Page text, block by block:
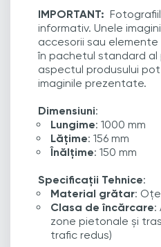
IMPORTANT:
informativ. Unele
accesorii sau
în pachetul standard al
aspectul produsului
imaginile prezentate.
Dimensiuni:
Lungime: 1000 mm
Lățime: 156 mm
Înălțime: 150 mm
Specificații Tehnice:
Material grătar:
Clasa de încărcare:
zone pietonale și
trafic redus)